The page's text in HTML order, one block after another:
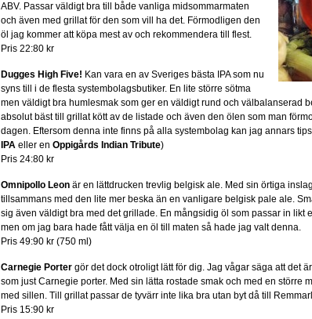
ABV. Passar väldigt bra till både vanliga midsommarmaten
och även med grillat för den som vill ha det. Förmodligen den
öl jag kommer att köpa mest av och rekommendera till flest.
Pris 22:80 kr
Dugges High Five! Kan vara en av Sveriges bästa IPA som nu
syns till i de flesta systembolagsbutiker. En lite större sötma
men väldigt bra humlesmak som ger en väldigt rund och välbalanserad
absolut bäst till grillat kött av de listade och även den ölen som man
dagen. Eftersom denna inte finns på alla systembolag kan jag annars
IPA eller en Oppigårds Indian Tribute)
Pris 24:80 kr
Omnipollo Leon är en lättdrucken trevlig belgisk ale. Med sin örtiga
tillsammans med den lite mer beska än en vanligare belgisk pale ale.
sig även väldigt bra med det grillade. En mångsidig öl som passar in likt
men om jag bara hade fått välja en öl till maten så hade jag valt denna.
Pris 49:90 kr (750 ml)
Carnegie Porter gör det dock otroligt lätt för dig. Jag vågar säga att det
som just Carnegie porter. Med sin lätta rostade smak och med en större
med sillen. Till grillat passar de tyvärr inte lika bra utan byt då till
Pris 15:90 kr